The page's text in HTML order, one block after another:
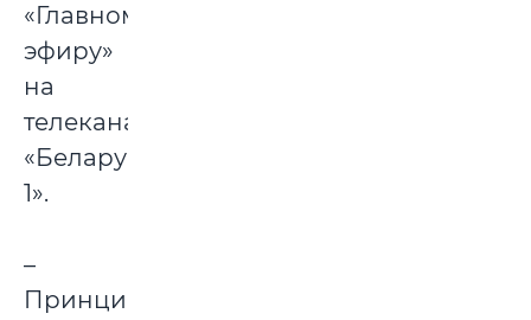
«Главному
эфиру»
на
телеканале
«Беларусь
1».
–
Принцип: